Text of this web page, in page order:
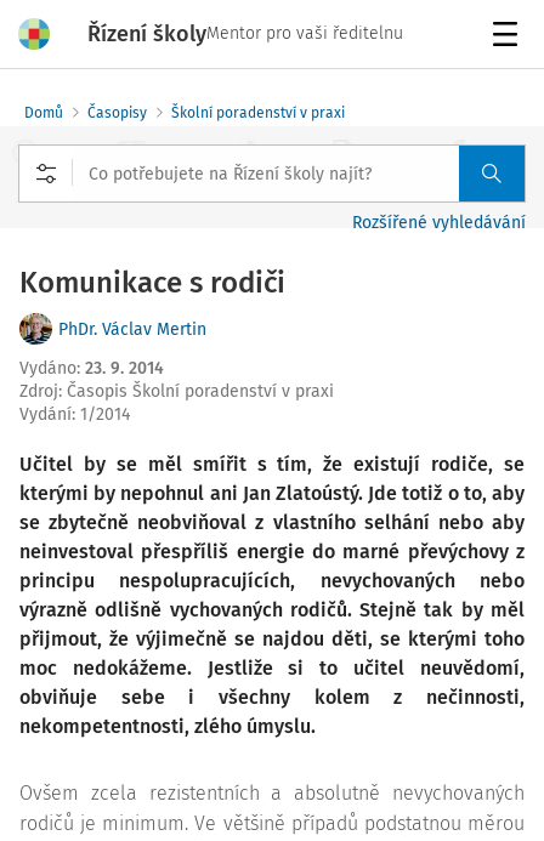
Řízení školyMentor pro vaši ředitelnu
Domů Časopisy Školní poradenství v praxi
Rozšířené vyhledávání
Komunikace s rodiči
PhDr. Václav Mertin
Vydáno: 23. 9. 2014
Zdroj: Časopis Školní poradenství v praxi
Vydání: 1/2014
Učitel by se měl smířit s tím, že existují rodiče, se
kterými by nepohnul ani Jan Zlatoústý. Jde totiž o to, aby
se zbytečně neobviňoval z vlastního selhání nebo aby
neinvestoval přespříliš energie do marné převýchovy z
principu nespolupracujících, nevychovaných nebo
výrazně odlišně vychovaných rodičů. Stejně tak by měl
přijmout, že výjimečně se najdou děti, se kterými toho
moc nedokážeme. Jestliže si to učitel neuvědomí,
obviňuje sebe i všechny kolem z nečinnosti,
nekompetentnosti, zlého úmyslu.
Ovšem zcela rezistentních a absolutně nevychovaných
rodičů je minimum. Ve většině případů podstatnou měrou